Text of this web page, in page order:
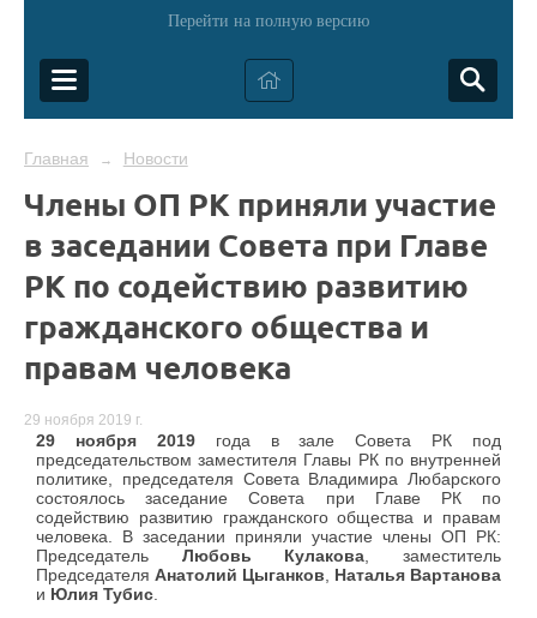
Перейти на полную версию
Главная → Новости
Члены ОП РК приняли участие
в заседании Совета при Главе
РК по содействию развитию
гражданского общества и
правам человека
29 ноября 2019 г.
29 ноября 2019года в зале Совета РК под
председательством заместителя Главы РК по внутренней
политике, председателя Совета Владимира Любарского
состоялось заседание Совета при Главе РК по
содействию развитию гражданского общества и правам
человека. В заседании приняли участие члены ОП РК:
Председатель Любовь Кулакова, заместитель
Председателя Анатолий Цыганков, Наталья Вартанова
и Юлия Тубис.